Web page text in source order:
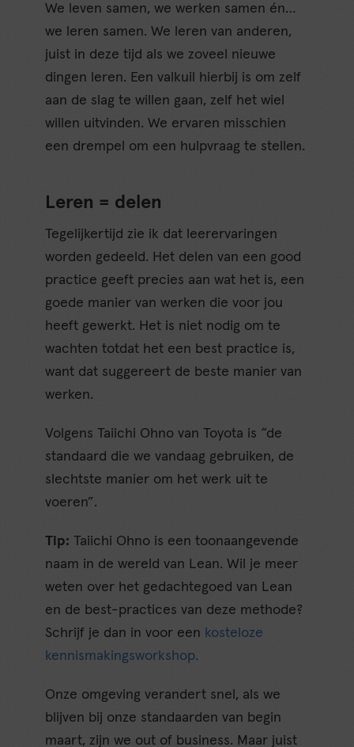
We leven samen, we werken samen én…
we leren samen. We leren van anderen,
juist in deze tijd als we zoveel nieuwe
dingen leren. Een valkuil hierbij is om zelf
aan de slag te willen gaan, zelf het wiel
willen uitvinden. We ervaren misschien
een drempel om een hulpvraag te stellen.
Leren = delen
Tegelijkertijd zie ik dat leerervaringen
worden gedeeld. Het delen van een good
practice geeft precies aan wat het is, een
goede manier van werken die voor jou
heeft gewerkt. Het is niet nodig om te
wachten totdat het een best practice is,
want dat suggereert de beste manier van
werken.
Volgens Taiichi Ohno van Toyota is “de
standaard die we vandaag gebruiken, de
slechtste manier om het werk uit te
voeren”.
Tip: Taiichi Ohno is een toonaangevende
naam in de wereld van Lean. Wil je meer
weten over het gedachtegoed van Lean
en de best-practices van deze methode?
Schrijf je dan in voor een kosteloze
kennismakingsworkshop.
Onze omgeving verandert snel, als we
blijven bij onze standaarden van begin
maart, zijn we out of business. Maar juist